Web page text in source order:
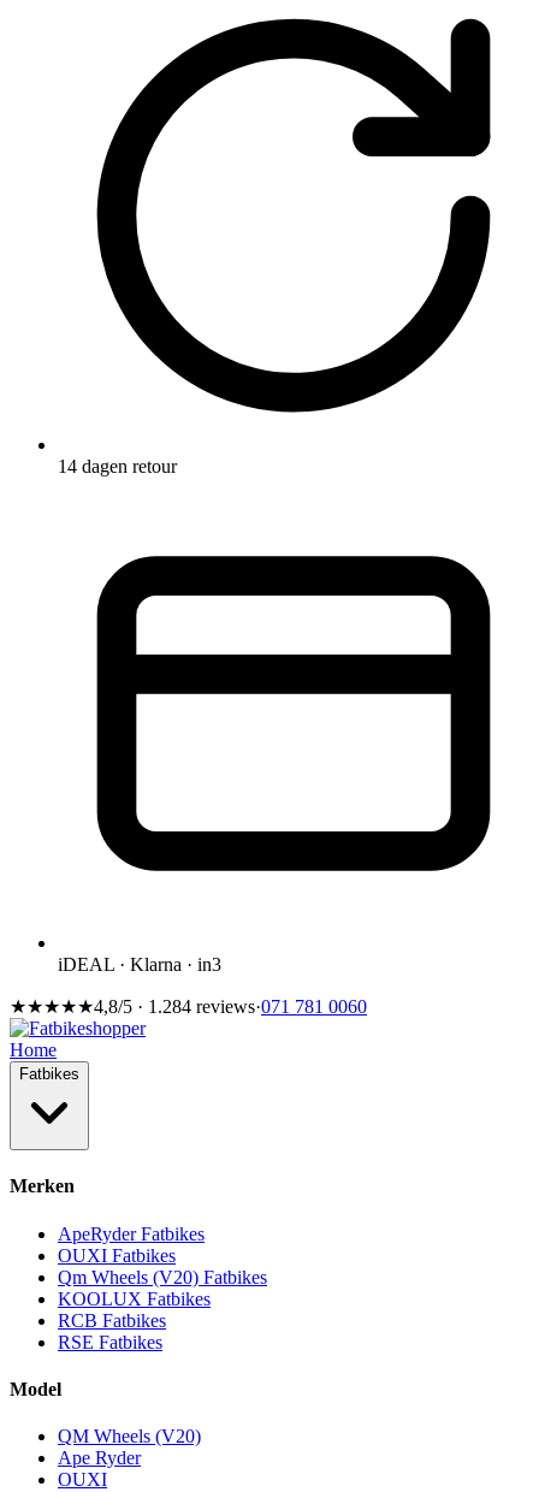
14 dagen retour
iDEAL · Klarna · in3
★★★★★4,8/5 · 1.284 reviews·071 781 0060
Home
Fatbikes
Merken
ApeRyder Fatbikes
OUXI Fatbikes
Qm Wheels (V20) Fatbikes
KOOLUX Fatbikes
RCB Fatbikes
RSE Fatbikes
Model
QM Wheels (V20)
Ape Ryder
OUXI